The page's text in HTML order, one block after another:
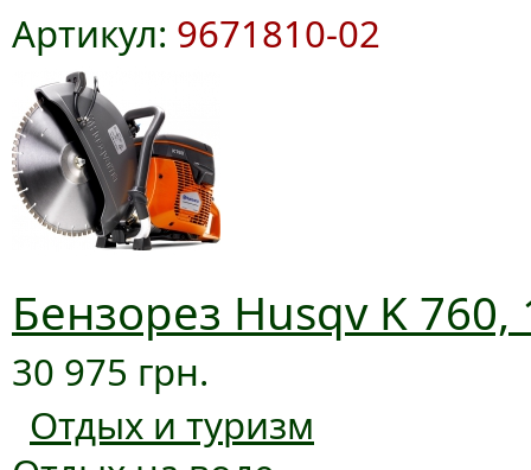
Артикул: 9671810-02
Бензорез Husqv K 760,
30 975 грн.
Отдых и туризм